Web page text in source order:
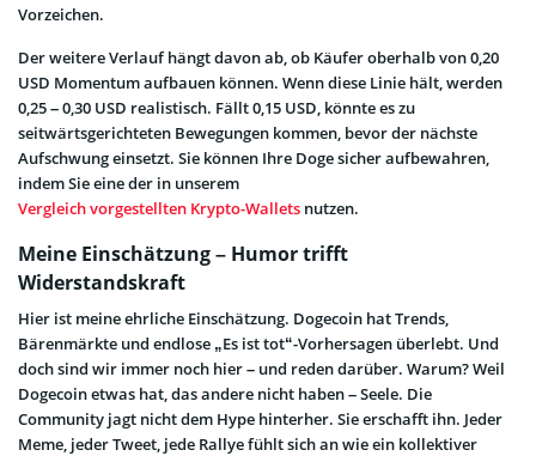
Vorzeichen.
Der weitere Verlauf hängt davon ab, ob Käufer oberhalb von 0,20
USD Momentum aufbauen können. Wenn diese Linie hält, werden
0,25 – 0,30 USD realistisch. Fällt 0,15 USD, könnte es zu
seitwärtsgerichteten Bewegungen kommen, bevor der nächste
Aufschwung einsetzt. Sie können Ihre Doge sicher aufbewahren,
indem Sie eine der in unserem
Vergleich vorgestellten Krypto-Wallets nutzen.
Meine Einschätzung – Humor trifft
Widerstandskraft
Hier ist meine ehrliche Einschätzung. Dogecoin hat Trends,
Bärenmärkte und endlose „Es ist tot“-Vorhersagen überlebt. Und
doch sind wir immer noch hier – und reden darüber. Warum? Weil
Dogecoin etwas hat, das andere nicht haben – Seele. Die
Community jagt nicht dem Hype hinterher. Sie erschafft ihn. Jeder
Meme, jeder Tweet, jede Rallye fühlt sich an wie ein kollektiver